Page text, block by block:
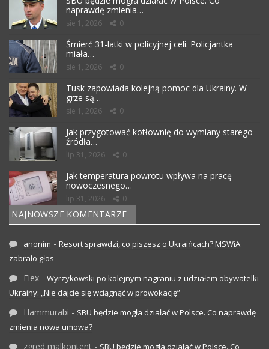
naprawdę zmienia…
sie 1, 2026 0
Śmierć 31-latki w policyjnej celi. Policjantka
miała…
sie 1, 2026 0
Tusk zapowiada kolejną pomoc dla Ukrainy. W
grze są…
sie 1, 2026 0
Jak przygotować kotłownię do wymiany starego
źródła…
lip 31, 2026 0
Jak temperatura powrotu wpływa na pracę
nowoczesnego…
lip 31, 2026 0
NAJNOWSZE KOMENTARZE
anonim - Resort sprawdzi, co piszesz o Ukraińcach? MSWiA
zabrało głos
Flex - Wyrzykowski po kolejnym nagraniu z udziałem obywatelki
Ukrainy: „Nie dajcie się wciągnąć w prowokację”
Hammurabi - SBU będzie mogła działać w Polsce. Co naprawdę
zmienia nowa umowa?
zgred malkontent - SBU będzie mogła działać w Polsce. Co